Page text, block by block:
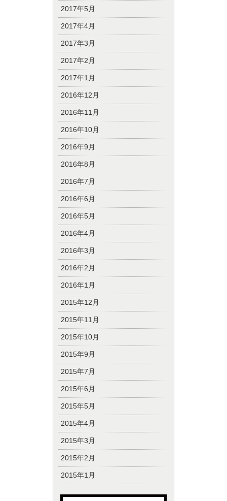
2017年5月
2017年4月
2017年3月
2017年2月
2017年1月
2016年12月
2016年11月
2016年10月
2016年9月
2016年8月
2016年7月
2016年6月
2016年5月
2016年4月
2016年3月
2016年2月
2016年1月
2015年12月
2015年11月
2015年10月
2015年9月
2015年7月
2015年6月
2015年5月
2015年4月
2015年3月
2015年2月
2015年1月